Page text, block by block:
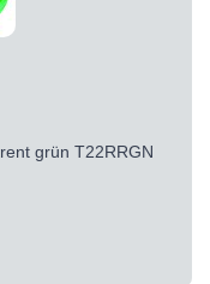
grün T22RRGN